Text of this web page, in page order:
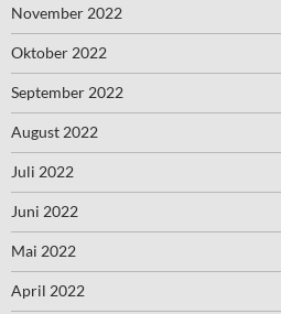
November 2022
Oktober 2022
September 2022
August 2022
Juli 2022
Juni 2022
Mai 2022
April 2022